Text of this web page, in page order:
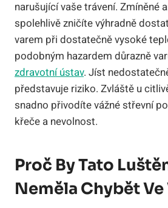
narušující vaše trávení. Zmíněné
spolehlivě zničíte výhradně
varem při dostatečně vysoké
podobným hazardem důrazně
zdravotní ústav. Jíst
představuje riziko. Zvláště u
snadno přivodíte vážné střevní
křeče a nevolnost.
Proč By Tato
Neměla Chybět Ve